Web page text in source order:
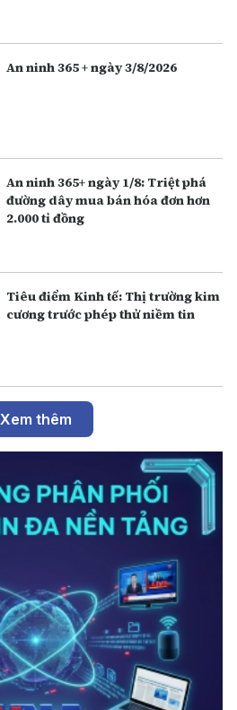
An ninh 365 + ngày 3/8/2026
An ninh 365+ ngày 1/8: Triệt phá
đường dây mua bán hóa đơn hơn
2.000 tỉ đồng
Tiêu điểm Kinh tế: Thị trường kim
cương trước phép thử niềm tin
Xem thêm